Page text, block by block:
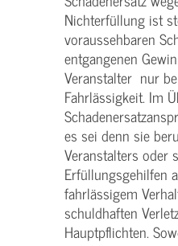
Nichterfüllung ist
voraussehbaren
entgangenen
Veranstalter nur
Fahrlässigkeit. Im
es sei denn sie
Veranstalters oder
Erfüllungsgehilfen
fahrlässigem
schuldhaften
Hauptpflichten.